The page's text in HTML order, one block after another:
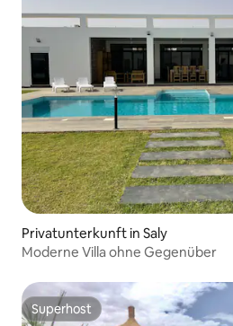
Privatunterkunft in Saly
Moderne Villa ohne Gegenüber
Superhost
Superhost